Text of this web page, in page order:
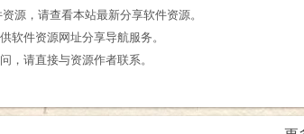
源，请查看本站最新分享软件资源。
软件资源网址分享导航服务。
，请直接与资源作者联系。